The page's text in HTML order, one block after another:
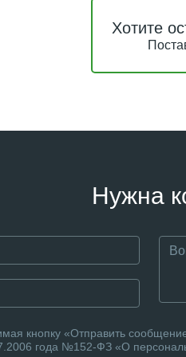
Хотите
Нужна
кнопку «Отправить
года №152-ФЗ «О